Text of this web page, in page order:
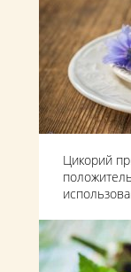
Цикорий